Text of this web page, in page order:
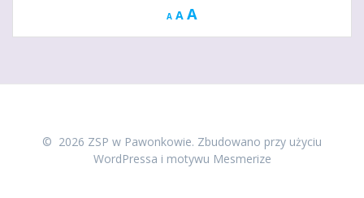
A Decrease
A Reset
A
© 2026 ZSP w Pawonkowie. Zbudowano przy użyciu
WordPressa i motywu Mesmerize